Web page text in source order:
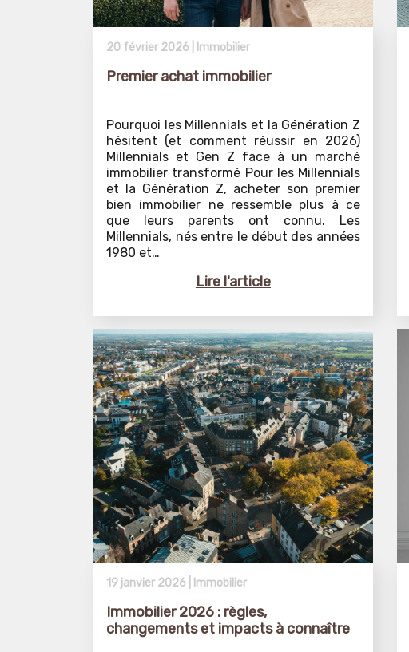
20 février 2026 | Immobilier
Premier achat immobilier
Pourquoi les Millennials et la Génération Z
hésitent (et comment réussir en 2026)
Millennials et Gen Z face à un marché
immobilier transformé Pour les Millennials
et la Génération Z, acheter son premier
bien immobilier ne ressemble plus à ce
que leurs parents ont connu. Les
Millennials, nés entre le début des années
1980 et…
Lire l'article
19 janvier 2026 | Immobilier
Immobilier 2026 : règles,
changements et impacts à connaître